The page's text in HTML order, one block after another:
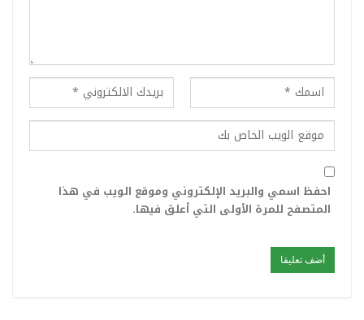
احفظ اسمي والبريد الإلكتروني وموقع الويب في هذا
المتصفح للمرة الأولى التي أعلق فيها.